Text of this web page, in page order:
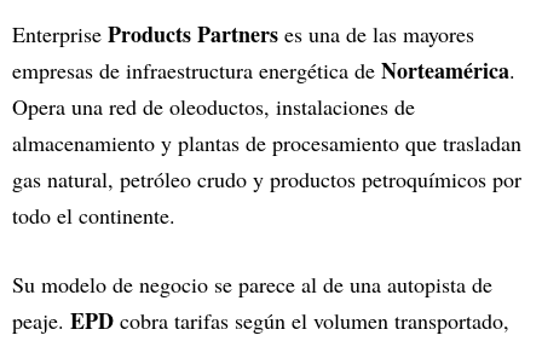
Enterprise Products Partners es una de las mayores
empresas de infraestructura energética de Norteamérica.
Opera una red de oleoductos, instalaciones de
almacenamiento y plantas de procesamiento que trasladan
gas natural, petróleo crudo y productos petroquímicos por
todo el continente.
Su modelo de negocio se parece al de una autopista de
peaje. EPD cobra tarifas según el volumen transportado,